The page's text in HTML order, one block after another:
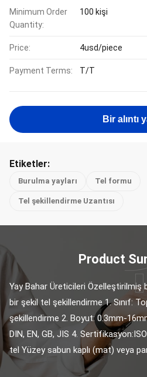
Minimum Order
Quantity:
100 kişi
Price: 4usd/piece
Payment Terms: T/T
Bir alıntı
Etiketler:
Burulma yayları Tel formu
Tel şekillendirme Uzantısı
Product
Yay Bahar Üreticileri Özelleştirilmiş
bir şekil tel şekillendirme 1. Sınıf:
şekillendirme 2. Boyut: 0.3mm-
DIN, EN, GB, JIS 4.
tel Yüzey sabun kaplı (mat) veya